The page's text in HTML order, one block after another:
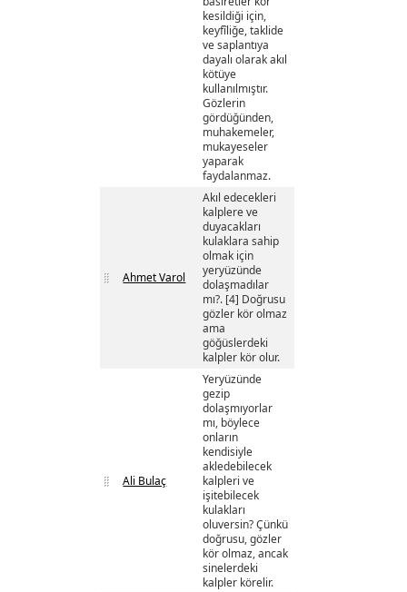
kesildiği için,
keyfîliğe, taklide
ve saplantıya
dayalı olarak akıl
kötüye
kullanılmıştır.
Gözlerin
gördüğünden,
muhakemeler,
mukayeseler
yaparak
faydalanmaz.
Ahmet Varol
Akıl edecekleri
kalplere ve
duyacakları
kulaklara sahip
olmak için
yeryüzünde
dolaşmadılar
mı?. [4] Doğrusu
gözler kör olmaz
ama
göğüslerdeki
kalpler kör olur.
Ali Bulaç
Yeryüzünde
gezip
dolaşmıyorlar
mı, böylece
onların
kendisiyle
akledebilecek
kalpleri ve
işitebilecek
kulakları
oluversin? Çünkü
doğrusu, gözler
kör olmaz, ancak
sinelerdeki
kalpler körelir.